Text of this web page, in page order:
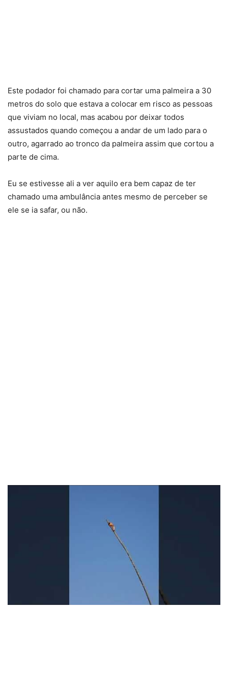
Este podador foi chamado para cortar uma palmeira a 30
metros do solo que estava a colocar em risco as pessoas
que viviam no local, mas acabou por deixar todos
assustados quando começou a andar de um lado para o
outro, agarrado ao tronco da palmeira assim que cortou a
parte de cima.
Eu se estivesse ali a ver aquilo era bem capaz de ter
chamado uma ambulância antes mesmo de perceber se
ele se ia safar, ou não.